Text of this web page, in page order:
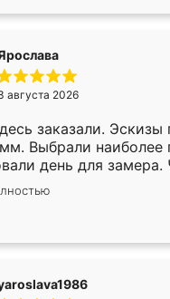
августа 2026
заказали. Эскизы
Выбрали
день для замера.
была уже готова.
работой. Спасибо
качественную работу!